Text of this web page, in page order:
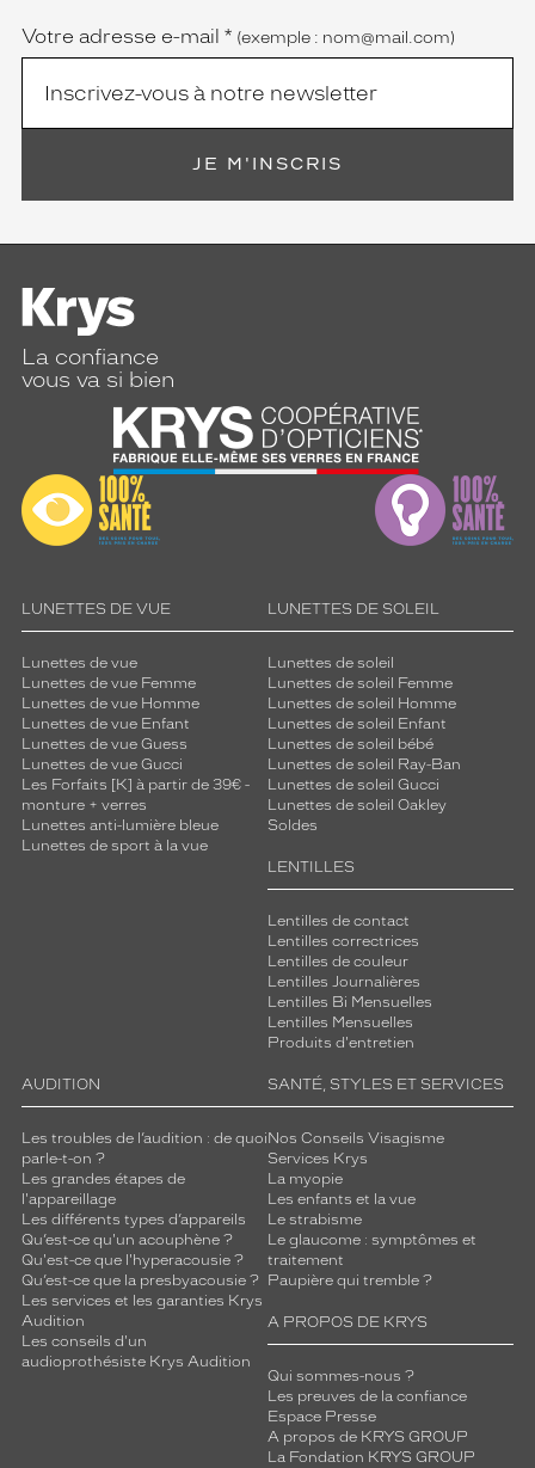
Votre adresse e-mail * (exemple : nom@mail.com)
JE M'INSCRIS
La confiance
vous va si bien
LUNETTES DE VUE
Lunettes de vue
Lunettes de vue Femme
Lunettes de vue Homme
Lunettes de vue Enfant
Lunettes de vue Guess
Lunettes de vue Gucci
Les Forfaits [K] à partir de 39€ -
monture + verres
Lunettes anti-lumière bleue
Lunettes de sport à la vue
LUNETTES DE SOLEIL
Lunettes de soleil
Lunettes de soleil Femme
Lunettes de soleil Homme
Lunettes de soleil Enfant
Lunettes de soleil bébé
Lunettes de soleil Ray-Ban
Lunettes de soleil Gucci
Lunettes de soleil Oakley
Soldes
LENTILLES
Lentilles de contact
Lentilles correctrices
Lentilles de couleur
Lentilles Journalières
Lentilles Bi Mensuelles
Lentilles Mensuelles
Produits d'entretien
AUDITION
Les troubles de l’audition : de quoi
parle-t-on ?
Les grandes étapes de
l'appareillage
Les différents types d’appareils
Qu’est-ce qu'un acouphène ?
Qu'est-ce que l'hyperacousie ?
Qu’est-ce que la presbyacousie ?
Les services et les garanties Krys
Audition
Les conseils d'un
audioprothésiste Krys Audition
SANTÉ, STYLES ET SERVICES
Nos Conseils Visagisme
Services Krys
La myopie
Les enfants et la vue
Le strabisme
Le glaucome : symptômes et
traitement
Paupière qui tremble ?
A PROPOS DE KRYS
Qui sommes-nous ?
Les preuves de la confiance
Espace Presse
A propos de KRYS GROUP
La Fondation KRYS GROUP